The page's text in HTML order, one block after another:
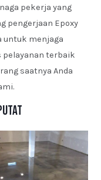
pekerja yang
pengerjaan Epoxy
untuk menjaga
terbaik
saatnya Anda